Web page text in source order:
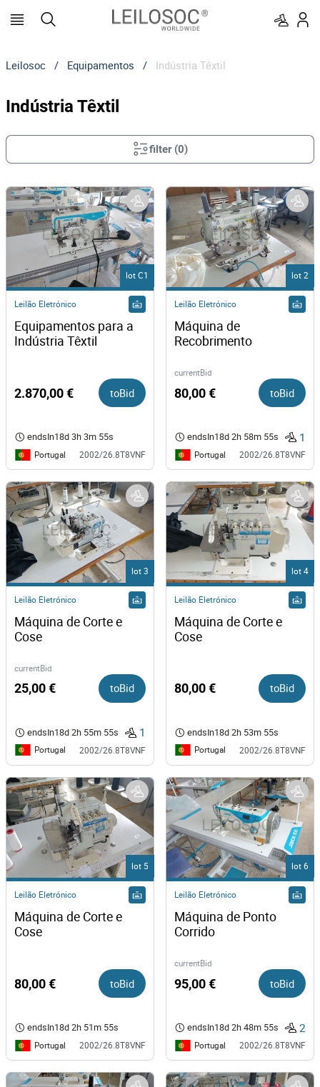
Leilosoc / Equipamentos / Indústria Têxtil
Indústria Têxtil
filter(0)
lot C1
Leilão Eletrónico
Equipamentos para a
Indústria Têxtil
2.870,00 € toBid
endsIn18d 3h 3m 55s
Portugal 2002/26.8T8VNF
lot 2
Leilão Eletrónico
Máquina de
Recobrimento
currentBid
80,00 € toBid
endsIn18d 2h 58m 55s 1
Portugal 2002/26.8T8VNF
lot 3
Leilão Eletrónico
Máquina de Corte e
Cose
currentBid
25,00 € toBid
endsIn18d 2h 55m 55s 1
Portugal 2002/26.8T8VNF
lot 4
Leilão Eletrónico
Máquina de Corte e
Cose
80,00 € toBid
endsIn18d 2h 53m 55s
Portugal 2002/26.8T8VNF
lot 5
Leilão Eletrónico
Máquina de Corte e
80,00 € toBid
endsIn18d 2h 51m 55s
Portugal 2002/26.8T8VNF
lot 6
Leilão Eletrónico
Máquina de Ponto
Corrido
currentBid
95,00 € toBid
endsIn18d 2h 48m 55s 2
Portugal 2002/26.8T8VNF